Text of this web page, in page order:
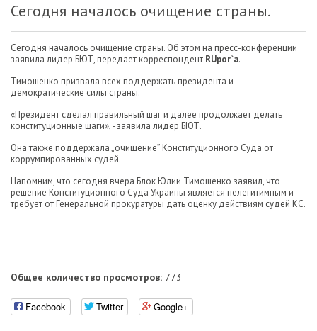
Сегодня началось очищение страны.
Сегодня началось очищение страны. Об этом на пресс-конференции
заявила лидер БЮТ, передает корреспондент RUpor`a.
Тимошенко призвала всех поддержать президента и
демократические силы страны.
«Президент сделал правильный шаг и далее продолжает делать
конституционные шаги», - заявила лидер БЮТ.
Она также поддержала „очищение” Конституционного Суда от
коррумпированных судей.
Напомним, что сегодня вчера Блок Юлии Тимошенко заявил, что
решение Конституционного Суда Украины является нелегитимным и
требует от Генеральной прокуратуры дать оценку действиям судей КС.
Общее количество просмотров: 773
Facebook Twitter Google+